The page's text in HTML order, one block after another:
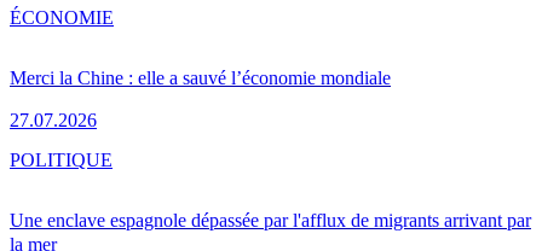
Merci la Chine : elle a sauvé l’économie mondiale
27.07.2026
ÉCONOMIE
Une enclave espagnole dépassée par l'afflux de migrants arrivant par
la mer
POLITIQUE